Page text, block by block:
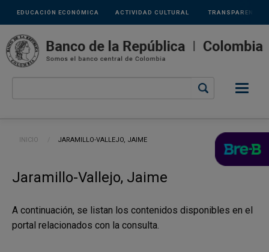
Pasar al contenido principal
Links
secundarios
ACTIVIDAD CULTURAL
EDUCACIÓN ECONÓMICA TRANSPARENCIA
Ruta de navegación
INICIO CURRENT:
JARAMILLO-VALLEJO, JAIME
Jaramillo-Vallejo, Jaime
A continuación, se listan los contenidos disponibles en el
portal relacionados con la consulta.